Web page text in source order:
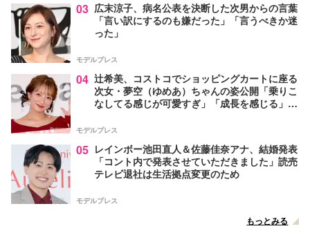
03 広末涼子、病名公表を決断した次男からの言葉
「言い訳にするのも嫌だった」「言うべきか迷
った」
モデルプレス
04 辻希美、コストコでショッピングカートに座る
次女・夢空（ゆめあ）ちゃんの姿公開「乗りこ
なしてる感じが可愛すぎ」「成長を感じる」の
モデルプレス
05 レインボー池田直人＆佐藤佳奈アナ、結婚発表
「コント内で発表させていただきました」読売
テレビ退社は生活拠点変更のため
モデルプレス
もっとみる